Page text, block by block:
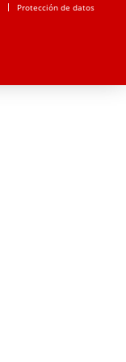
Protección de datos